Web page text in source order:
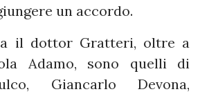
un accordo.
il dottor Gratteri, oltre a
Adamo, sono quelli di
Giancarlo Devona,